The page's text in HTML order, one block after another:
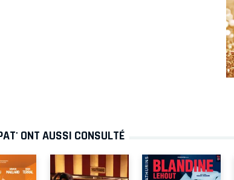
ONT AUSSI CONSULTÉ